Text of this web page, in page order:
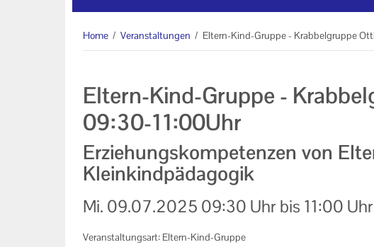
Home / Veranstaltungen / Eltern-Kind-Gruppe - Krabbelgruppe
Eltern-Kind-Gruppe -
09:30-11:00Uhr
Erziehungskompetenzen von
Kleinkindpädagogik
Mi. 09.07.2025 09:30 Uhr bis 11:00 Uhr
Veranstaltungsart: Eltern-Kind-Gruppe
Datenschutzerklärung